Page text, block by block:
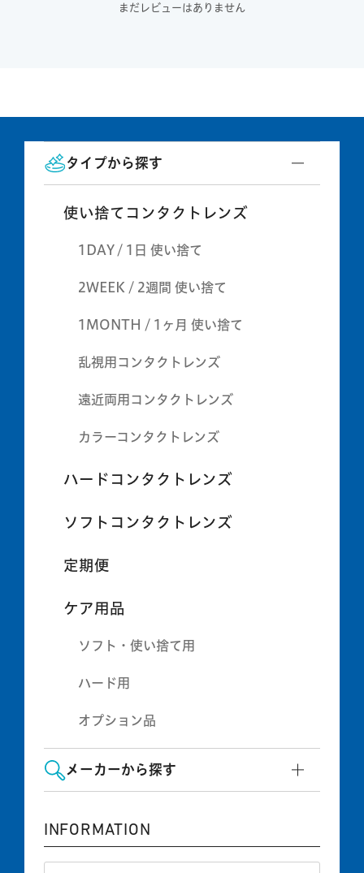
まだレビューはありません
タイプから探す
使い捨てコンタクトレンズ
1DAY / 1日 使い捨て
2WEEK / 2週間 使い捨て
1MONTH / 1ヶ月 使い捨て
乱視用コンタクトレンズ
遠近両用コンタクトレンズ
カラーコンタクトレンズ
ハードコンタクトレンズ
ソフトコンタクトレンズ
定期便
ケア用品
ソフト・使い捨て用
ハード用
オプション品
メーカーから探す
INFORMATION